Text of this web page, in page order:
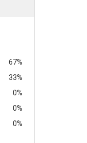
67%
33%
0%
0%
0%